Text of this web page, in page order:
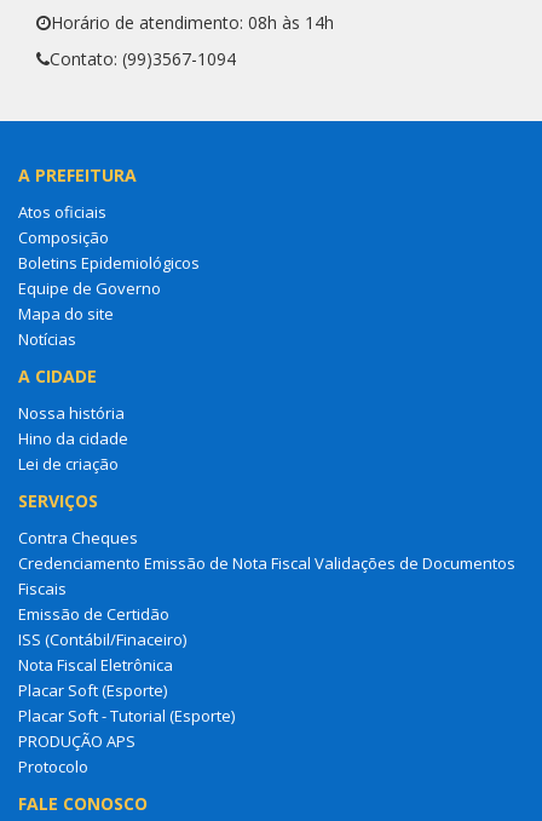
Horário de atendimento: 08h às 14h
Contato: (99)3567-1094
A PREFEITURA
Atos oficiais
Composição
Boletins Epidemiológicos
Equipe de Governo
Mapa do site
Notícias
A CIDADE
Nossa história
Hino da cidade
Lei de criação
SERVIÇOS
Contra Cheques
Credenciamento Emissão de Nota Fiscal Validações de Documentos
Fiscais
Emissão de Certidão
ISS (Contábil/Finaceiro)
Nota Fiscal Eletrônica
Placar Soft (Esporte)
Placar Soft - Tutorial (Esporte)
PRODUÇÃO APS
Protocolo
FALE CONOSCO